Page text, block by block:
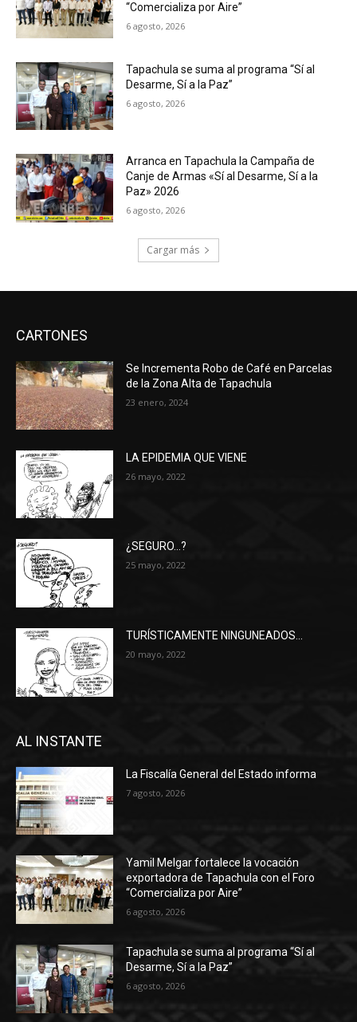
“Comercializa por Aire”
6 agosto, 2026
Tapachula se suma al programa “Sí al
Desarme, Sí a la Paz”
6 agosto, 2026
Arranca en Tapachula la Campaña de
Canje de Armas «Sí al Desarme, Sí a la
Paz» 2026
6 agosto, 2026
Cargar más
CARTONES
Se Incrementa Robo de Café en Parcelas
de la Zona Alta de Tapachula
23 enero, 2024
LA EPIDEMIA QUE VIENE
26 mayo, 2022
¿SEGURO…?
25 mayo, 2022
TURÍSTICAMENTE NINGUNEADOS…
20 mayo, 2022
AL INSTANTE
La Fiscalía General del Estado informa
7 agosto, 2026
Yamil Melgar fortalece la vocación
exportadora de Tapachula con el Foro
“Comercializa por Aire”
6 agosto, 2026
Tapachula se suma al programa “Sí al
Desarme, Sí a la Paz”
6 agosto, 2026